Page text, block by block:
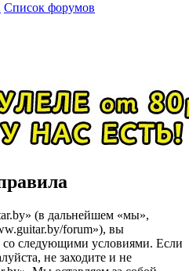
Список форумов
(в дальнейшем «мы»,
forum»), вы
со следующими условиями. Если
не заходите и не